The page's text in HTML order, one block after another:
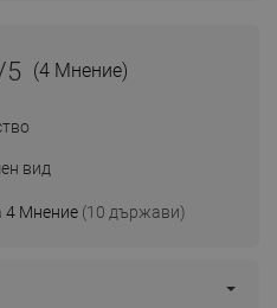
5 (4 Мнение)
4 Мнение (10 държави)
вид